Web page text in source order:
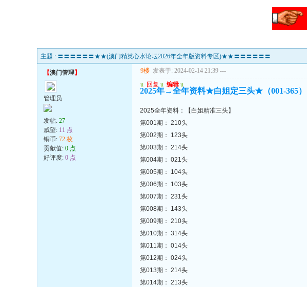
主题 : 〓〓〓〓〓〓★★(澳门精英心水论坛2026年全年版资料专区)★★〓〓〓〓〓〓
【澳门管理】
管理员
发帖: 27
威望: 11 点
铜币: 72 枚
贡献值: 0 点
好评度: 0 点
9楼 发表于: 2024-02-14 21:39 ---
u 回复 u 编辑 u
2025年→全年资料★白姐定三头★（001-365）
2025全年资料：【白姐精准三头】
第001期： 210头
第002期： 123头
第003期： 214头
第004期： 021头
第005期： 104头
第006期： 103头
第007期： 231头
第008期： 143头
第009期： 210头
第010期： 314头
第011期： 014头
第012期： 024头
第013期： 214头
第014期： 213头